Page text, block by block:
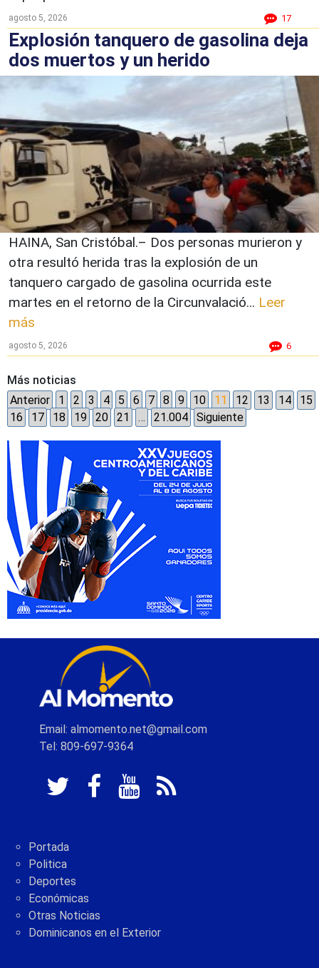
agosto 5, 2026 17
Explosión tanquero de gasolina deja
dos muertos y un herido
HAINA, San Cristóbal.– Dos personas murieron y
otra resultó herida tras la explosión de un
tanquero cargado de gasolina ocurrida este
martes en el retorno de la Circunvalació... Leer
más
agosto 5, 2026 6
Más noticias
Anterior
1 2 3 4 5 6 7 8 9 10 11 12 13 14
15
16
17 18 19 20 21 … 21.004 Siguiente
Email: almomento.net@gmail.com
Tel: 809-697-9364
Portada
Politica
Deportes
Económicas
Otras Noticias
Dominicanos en el Exterior